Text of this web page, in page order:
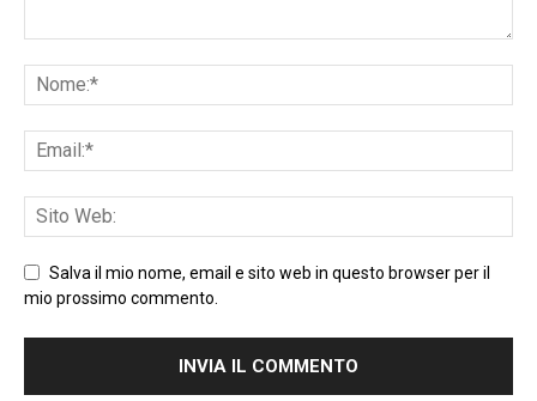
Salva il mio nome, email e sito web in questo browser per il
mio prossimo commento.